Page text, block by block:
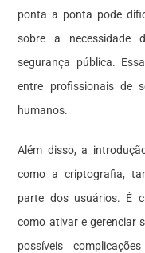
ponta a ponta pode
sobre a necessidade
segurança pública.
entre profissionais de
humanos.
Além disso, a
como a criptografia,
parte dos usuários. É
como ativar e gerenciar
possíveis